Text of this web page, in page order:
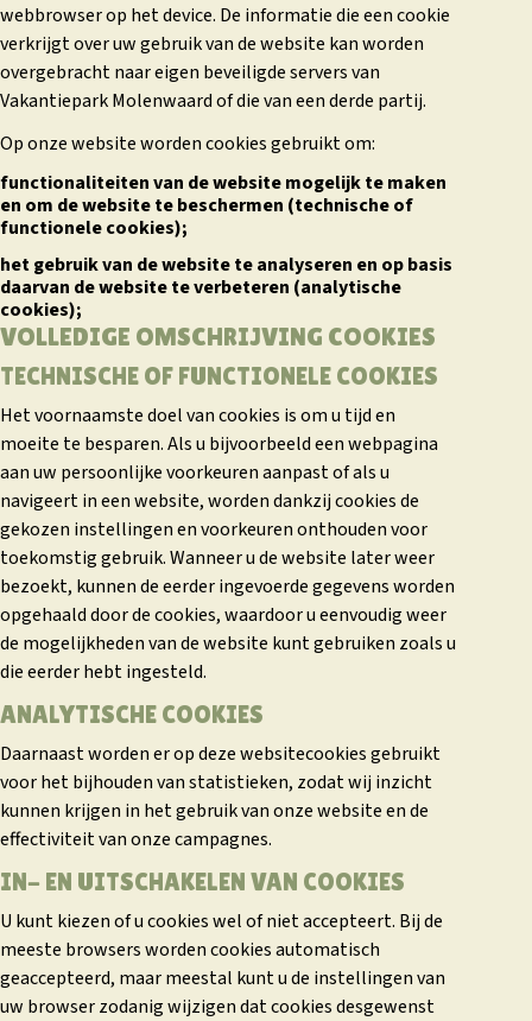
webbrowser op het device. De informatie die een cookie
verkrijgt over uw gebruik van de website kan worden
overgebracht naar eigen beveiligde servers van
Vakantiepark Molenwaard of die van een derde partij.
Op onze website worden cookies gebruikt om:
functionaliteiten van de website mogelijk te maken
en om de website te beschermen (technische of
functionele cookies);
het gebruik van de website te analyseren en op basis
daarvan de website te verbeteren (analytische
cookies);
VOLLEDIGE OMSCHRIJVING COOKIES
TECHNISCHE OF FUNCTIONELE COOKIES
Het voornaamste doel van cookies is om u tijd en
moeite te besparen. Als u bijvoorbeeld een webpagina
aan uw persoonlijke voorkeuren aanpast of als u
navigeert in een website, worden dankzij cookies de
gekozen instellingen en voorkeuren onthouden voor
toekomstig gebruik. Wanneer u de website later weer
bezoekt, kunnen de eerder ingevoerde gegevens worden
opgehaald door de cookies, waardoor u eenvoudig weer
de mogelijkheden van de website kunt gebruiken zoals u
die eerder hebt ingesteld.
ANALYTISCHE COOKIES
Daarnaast worden er op deze websitecookies gebruikt
voor het bijhouden van statistieken, zodat wij inzicht
kunnen krijgen in het gebruik van onze website en de
effectiviteit van onze campagnes.
IN- EN UITSCHAKELEN VAN COOKIES
U kunt kiezen of u cookies wel of niet accepteert. Bij de
meeste browsers worden cookies automatisch
geaccepteerd, maar meestal kunt u de instellingen van
uw browser zodanig wijzigen dat cookies desgewenst